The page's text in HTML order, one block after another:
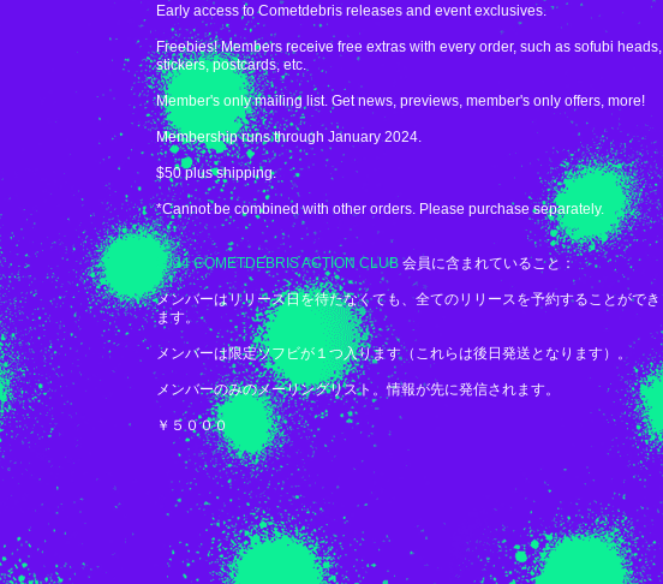
Early access to Cometdebris releases and event exclusives.
Freebies! Members receive free extras with every order, such as sofubi heads,
stickers, postcards, etc.
Member's only mailing list. Get news, previews, member's only offers, more!
Membership runs through January 2024.
$50 plus shipping.
*Cannot be combined with other orders. Please purchase separately.
2024 COMETDEBRIS ACTION CLUB 会員に含まれていること：
メンバーはリリース日を待たなくても、全てのリリースを予約することができ
ます。
メンバーは限定ソフビが１つ入ります（これらは後日発送となります）。
メンバーのみのメーリングリスト。情報が先に発信されます。
￥５０００